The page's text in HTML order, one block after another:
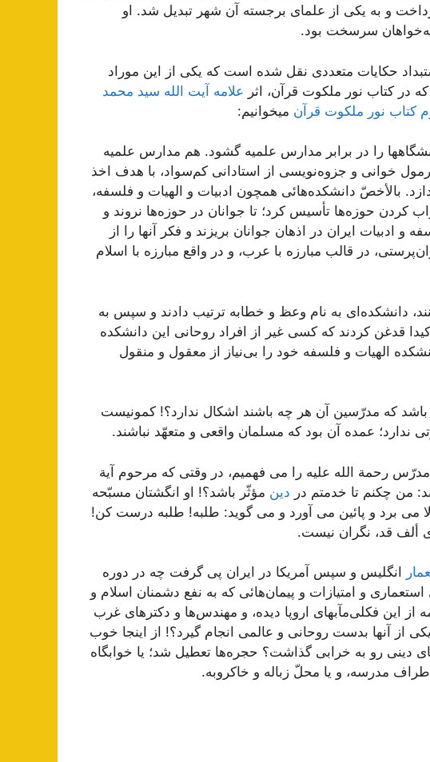
و به یکی از علمای برجسته آن شهر تبدیل شد. او
سرسخت بود.
حکایات متعددی نقل شده است که یکی از این موراد
در کتاب نور ملکوت قرآن، اثر علامه آیت الله سید محمد
کتاب نور ملکوت قرآن میخوانیم:
را در برابر مدارس علمیه گشود. هم مدارس علمیه
خوانى و جزوه‌نویسى از استادانى كم‌سواد، با هدف اخذ
بالأخصّ دانشكده‌هائى همچون ادبیات و الهیات و فلسفه،
حوزه‌ها تأسیس كرد؛ تا جوانان در حوزه‌ها نروند و
ادبیات ایران در اذهان جوانان بریزند و فكر آنها را از
در قالب مبارزه با عرب، و در واقع مبارزه با اسلام
دانشكده‌اى به نام وعظ و خطابه ترتیب دادند و سپس به
قدغن كردند كه كسى غیر از افراد روحانى این دانشكده
الهیات و فلسفه خود را بى‌نیاز از معقول و منقول
باشد كه مدرّسین آن هر چه باشند اشكال ندارد؟! كمونیست
ندارد؛ عمده آن بود كه مسلمان واقعى و متعهّد نباشند.
رحمة الله علیه را مى فهمیم، در وقتى كه مرحوم آیة
من چكنم تا خدمتم در دین مؤثّر باشد؟! او انگشتان مسبّحه
مى برد و پائین مى آورد و مى گوید: طلبه! طلبه درست كن!
ألف قد، نگران نیست.
انگلیس و سپس آمریكا در ایران پى گرفت چه در دوره
و امتیازات و پیمان‌هائى كه به نفع دشمنان اسلام و
این فكلى‌مآبهاى اروپا دیده، و مهندس‌ها و دكترهاى غرب
از آنها بدست روحانى و عالمى انجام گیرد؟! از اینجا خوب
دینى رو به خرابى گذاشت؟ حجره‌ها تعطیل شد؛ یا خوابگاه
اطراف مدرسه، و یا محلّ زباله و خاكروبه.